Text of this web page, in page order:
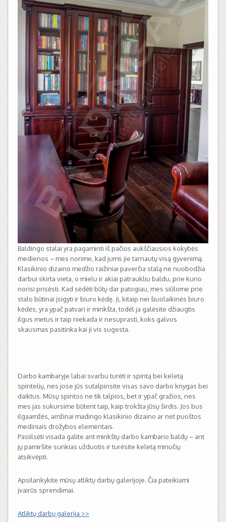
Baldingo stalai yra pagaminti iš pačios aukščiausios kokybės
medienos – mes norime, kad jums jie tarnautų visą gyvenimą.
Klasikinio dizaino medžio raižiniai paverčia stalą ne nuobodžia
darbui skirta vieta, o mielu ir akiai patraukliu baldu, prie kurio
norisi prisėsti. Kad sėdėti būtų dar patogiau, mes siūlome prie
stalo būtinai įsigyti ir biuro kėdę. Ji, kitaip nei šiuolaikinės biuro
kėdės, yra ypač patvari ir minkšta, todėl ja galėsite džiaugtis
ilgus metus ir taip niekada ir nesuprasti, koks galvos
skausmas pasitinka kai ji vis sugesta.
Darbo kambaryje labai svarbu turėti ir spintą bei keletą
spintelių, nes jose jūs sutalpinsite visas savo darbo knygas bei
daiktus. Mūsų spintos ne tik talpios, bet ir ypač gražios, nes
mes jas sukursime būtent taip, kaip trokšta jūsų širdis. Jos bus
ilgaamžės, amžinai madingo klasikinio dizaino ar net puoštos
mediniais drožybos elementais.
Pasiilsėti visada galite ant minkštų darbo kambario baldų – ant
jų pamiršite sunkias užduotis ir turėsite keletą minučių
atsikvėpti.
Apsilankykite mūsų atliktų darbų galerijoje. Čia pateikiami
įvairūs sprendimai.
Atliktų darbų galerija >>